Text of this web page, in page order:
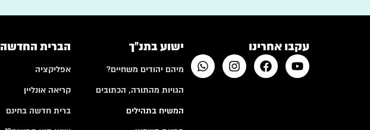
עקבו אחרינו ישוע בתנ"ך
מיהם יהודים משחיים?
הגויות מהתורה, הכתובים
המשיח בתהילים
הברית החדשה
אפליקציה
קריאה אונליין
ברית חדשה בחינם